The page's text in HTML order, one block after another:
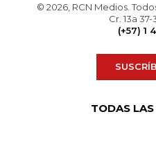
© 2026, RCN Medios.
Cr. 13a
(+57) 1
TODAS